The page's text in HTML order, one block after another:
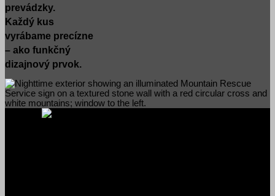
prevádzky.
Každý kus
vyrábame precízne
– ako funkčný
dizajnový prvok.